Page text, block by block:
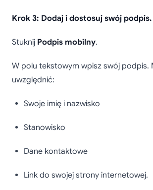
Krok 3: Dodaj i dostosuj swój podpis.
Stuknij Podpis mobilny.
W polu tekstowym wpisz swój podpis.
uwzględnić:
Swoje imię i nazwisko
Stanowisko
Dane kontaktowe
Link do swojej strony internetowej.